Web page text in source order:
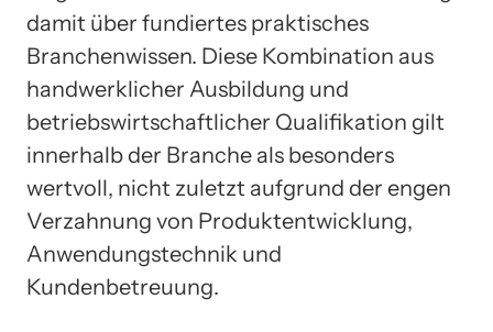
damit über fundiertes praktisches
Branchenwissen. Diese Kombination aus
handwerklicher Ausbildung und
betriebswirtschaftlicher Qualifikation gilt
innerhalb der Branche als besonders
wertvoll, nicht zuletzt aufgrund der engen
Verzahnung von Produktentwicklung,
Anwendungstechnik und
Kundenbetreuung.